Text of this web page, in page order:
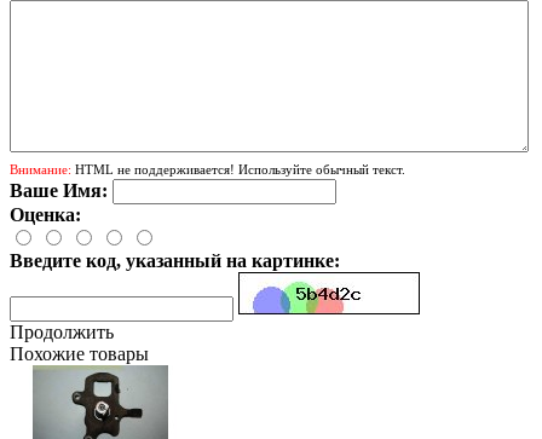
Внимание: HTML не поддерживается! Используйте обычный текст.
Ваше Имя:
Оценка:
Введите код, указанный на картинке:
Продолжить
Похожие товары